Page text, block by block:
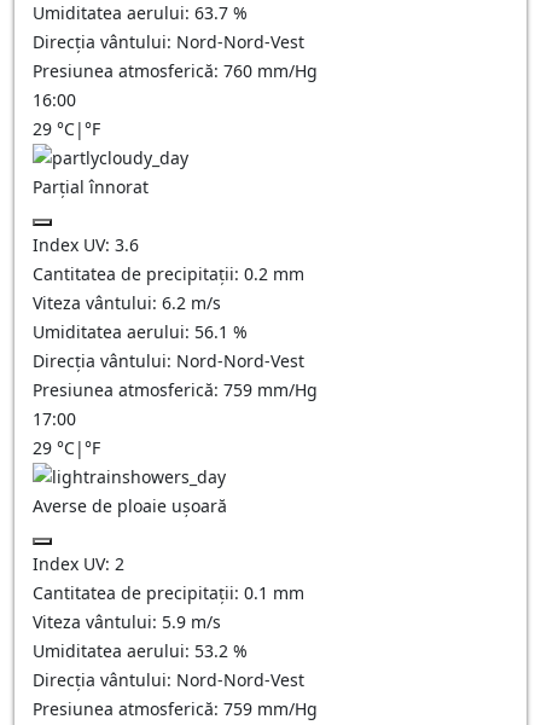
Umiditatea aerului: 63.7 %
Direcția vântului: Nord-Nord-Vest
Presiunea atmosferică: 760 mm/Hg
16:00
29 °C|°F
Parțial înnorat
Index UV: 3.6
Cantitatea de precipitații: 0.2 mm
Viteza vântului: 6.2 m/s
Umiditatea aerului: 56.1 %
Direcția vântului: Nord-Nord-Vest
Presiunea atmosferică: 759 mm/Hg
17:00
29 °C|°F
Averse de ploaie ușoară
Index UV: 2
Cantitatea de precipitații: 0.1 mm
Viteza vântului: 5.9 m/s
Umiditatea aerului: 53.2 %
Direcția vântului: Nord-Nord-Vest
Presiunea atmosferică: 759 mm/Hg